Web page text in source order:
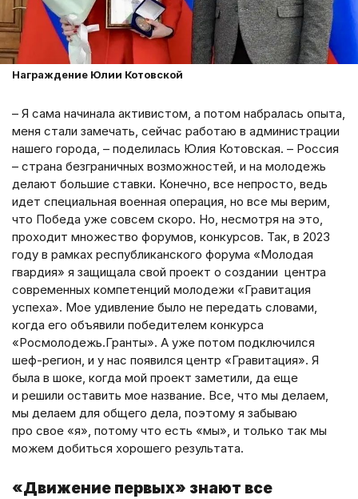
Награждение Юлии Котовской
– Я сама начинала активистом, а потом набралась опыта,
меня стали замечать, сейчас работаю в администрации
нашего города, – поделилась Юлия Котовская. – Россия
– страна безграничных возможностей, и на молодежь
делают большие ставки. Конечно, все непросто, ведь
идет специальная военная операция, но все мы верим,
что Победа уже совсем скоро. Но, несмотря на это,
проходит множество форумов, конкурсов. Так, в 2023
году в рамках республиканского форума «Молодая
гвардия» я защищала свой проект о создании центра
современных компетенций молодежи «Гравитация
успеха». Мое удивление было не передать словами,
когда его объявили победителем конкурса
«Росмолодежь.Гранты». А уже потом подключился
шеф-регион, и у нас появился центр «Гравитация». Я
была в шоке, когда мой проект заметили, да еще
и решили оставить мое название. Все, что мы делаем,
мы делаем для общего дела, поэтому я забываю
про свое «я», потому что есть «мы», и только так мы
можем добиться хорошего результата.
«Движение первых» знают все